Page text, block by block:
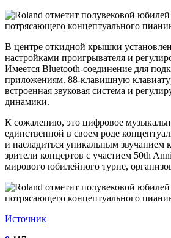
В центре откидной крышки
настройками проигрывателя и
Имеется Bluetooth-соединение для
приложениям. 88-клавишную
встроенная звуковая система и
динамики.
К сожалению, это цифровое
единственной в своем роде
и насладиться уникальным звучанием
зрители концертов с участием 50th
мирового юбилейного турне,
Источник